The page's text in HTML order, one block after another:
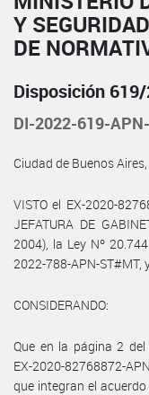
Y
DE
Disposición
DI-2022-619-
Ciudad de Buenos
VISTO el EX-2020-
JEFATURA DE
2004), la Ley Nº
2022-788-APN-ST#MT,
CONSIDERANDO:
Que en la página 2 del
EX-2020-82768872-
que integran el